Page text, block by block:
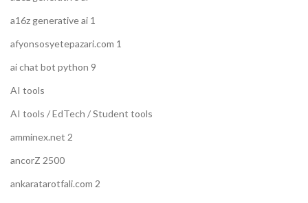
a16z generative ai 1
afyonsosyetepazari.com 1
ai chat bot python 9
AI tools
AI tools / EdTech / Student tools
amminex.net 2
ancorZ 2500
ankaratarotfali.com 2